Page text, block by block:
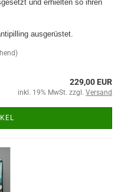
und erhielten so ihren
ausgerüstet.
229,00 EUR
inkl. 19% MwSt. zzgl. Versand